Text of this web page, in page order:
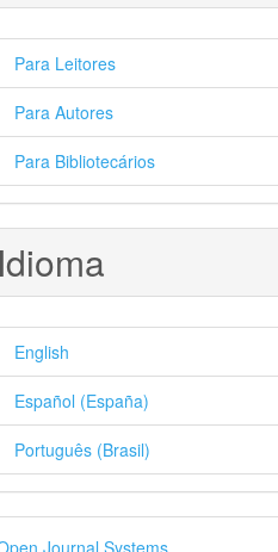
Para Leitores
Para Autores
Para Bibliotecários
English
Español (España)
Português (Brasil)
Journal Systems